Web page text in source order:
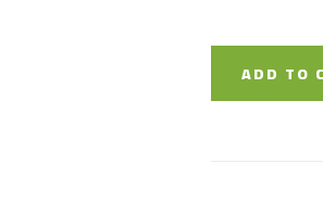
ADD TO